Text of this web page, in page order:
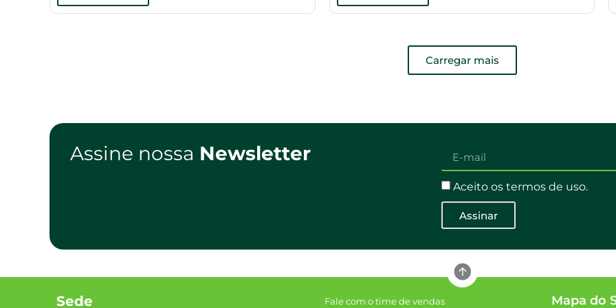
Carregar mais
Assine nossa Newsletter
Aceito os termos de uso.
Assinar
Sede Fale com o time de vendas Mapa do